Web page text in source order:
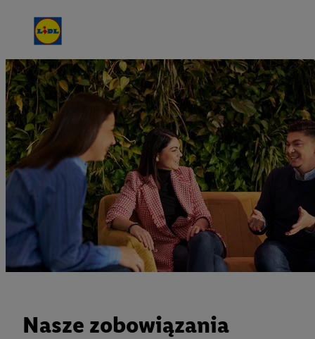
Nasze zobowiązania